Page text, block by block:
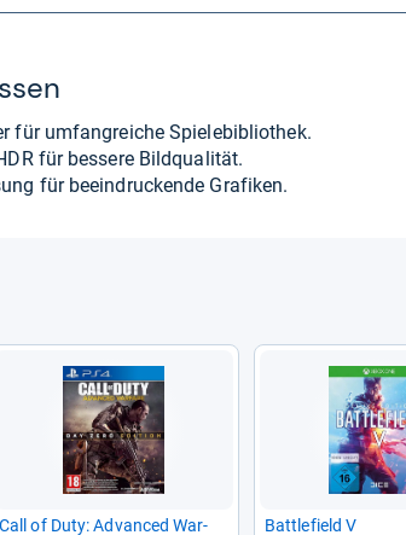
für umfang­rei­che Spie­le­bi­blio­thek.
für bes­sere Bild­qua­li­tät.
für beein­dru­ckende Gra­fi­ken.
Call of Duty: Advan­ced War­
Batt­le­field V